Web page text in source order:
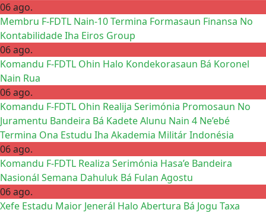
06 ago.
Membru F-FDTL Nain-10 Termina Formasaun Finansa No
Kontabilidade Iha Eiros Group
06 ago.
Komandu F-FDTL Ohin Halo Kondekorasaun Bá Koronel
Nain Rua
06 ago.
Komandu F-FDTL Ohin Realija Serimónia Promosaun No
Juramentu Bandeira Bá Kadete Alunu Nain 4 Ne’ebé
Termina Ona Estudu Iha Akademia Militár Indonésia
06 ago.
Komandu F-FDTL Realiza Serimónia Hasa’e Bandeira
Nasionál Semana Dahuluk Bá Fulan Agostu
06 ago.
Xefe Estadu Maior Jenerál Halo Abertura Bá Jogu Taxa